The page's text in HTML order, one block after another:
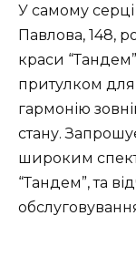
У самому
Павлова, 148,
краси
притулком для
гармонію
стану.
широким
“Тандем”, та